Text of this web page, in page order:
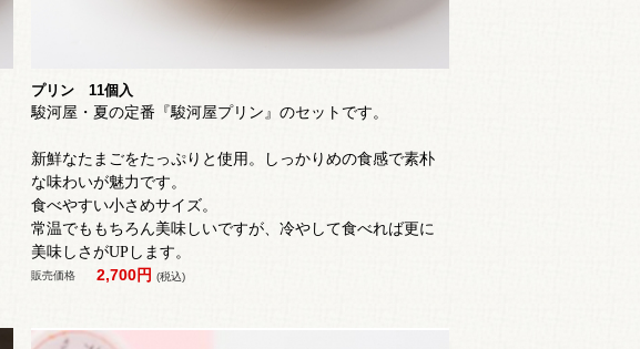
プリン 11個入
駿河屋・夏の定番『駿河屋プリン』のセットです。
新鮮なたまごをたっぷりと使用。 しっかりめの食感で素朴
な味わいが魅力です。
食べやすい小さめサイズ。
常温でももちろん美味しいですが、冷やして食べれば更に
美味しさがUPします。
販売価格 2,700円 (税込)